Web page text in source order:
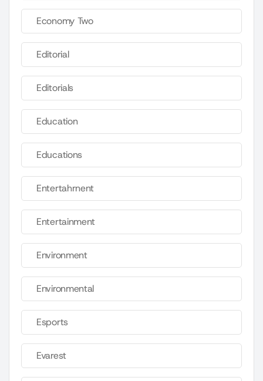
Economy Two
Editorial
Editorials
Education
Educations
Entertahrnent
Entertainment
Environment
Environmental
Esports
Evarest